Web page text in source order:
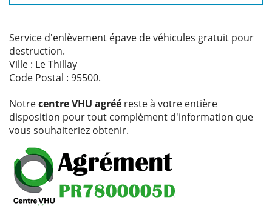
Service d'enlèvement épave de véhicules gratuit pour
destruction.
Ville : Le Thillay
Code Postal : 95500.
Notrecentre VHU agréé reste à votre entière
disposition pour tout complément d'information que
vous souhaiteriez obtenir.